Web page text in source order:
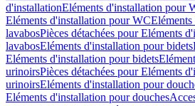
d'installationEléments d'installation pour
Eléments d'installation pour WC
lavabosPièces détachées pour Eléments
lavabosEléments d'installation pour bidets
Eléments d'installation pour bidets
urinoirsPièces détachées pour Eléments
urinoirsEléments d'installation pour
Eléments d'installation pour douches